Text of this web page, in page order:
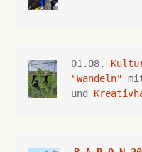
01.08.
"Wandeln"
und